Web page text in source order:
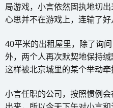
局游戏，小言依然固执地切
心思并不在游戏上，连输了好
40平米的出租屋里，除了询
外，两个人再次默契地保持
这样被北京城里的某个举动牵
小言任职的公司，按照惯例